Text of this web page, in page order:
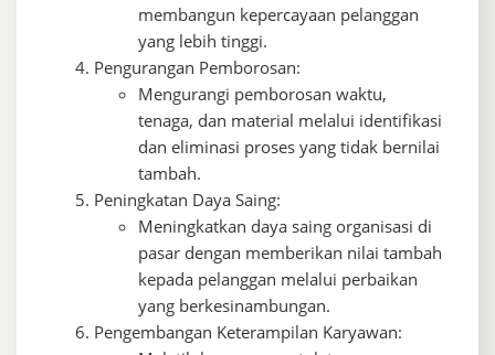
membangun kepercayaan pelanggan
yang lebih tinggi.
Pengurangan Pemborosan:
Mengurangi pemborosan waktu,
tenaga, dan material melalui identifikasi
dan eliminasi proses yang tidak bernilai
tambah.
Peningkatan Daya Saing:
Meningkatkan daya saing organisasi di
pasar dengan memberikan nilai tambah
kepada pelanggan melalui perbaikan
yang berkesinambungan.
Pengembangan Keterampilan Karyawan: